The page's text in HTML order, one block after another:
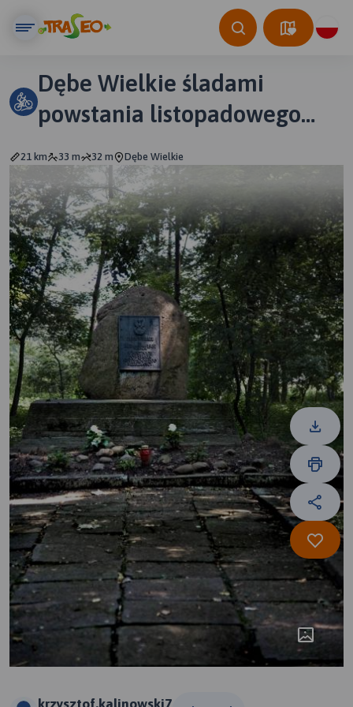
Dębe Wielkie śladami
powstania listopadowego
21 km 33 m 32 m Dębe Wielkie
krzysztof.kalinowski7